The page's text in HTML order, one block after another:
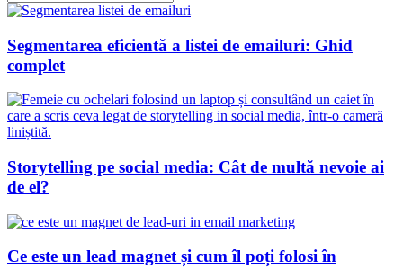
Blog
Segmentarea eficientă a listei de emailuri: Ghid
complet
Storytelling pe social media: Cât de multă nevoie ai
de el?
Ce este un lead magnet și cum îl poți folosi în